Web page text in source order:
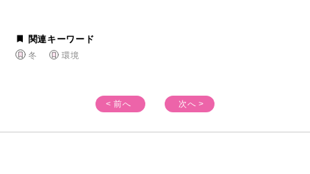
関連キーワード
冬 環境
< 前へ 次へ >